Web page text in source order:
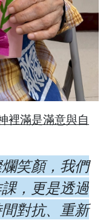
裡滿是滿意與自
笑顏，我們
，更是透過
對抗、重新